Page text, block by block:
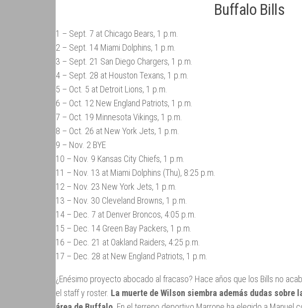
Buffalo Bills
1 – Sept. 7 at Chicago Bears, 1 p.m.
2 – Sept. 14 Miami Dolphins, 1 p.m.
3 – Sept. 21 San Diego Chargers, 1 p.m.
4 – Sept. 28 at Houston Texans, 1 p.m.
5 – Oct. 5 at Detroit Lions, 1 p.m.
6 – Oct. 12 New England Patriots, 1 p.m.
7 – Oct. 19 Minnesota Vikings, 1 p.m.
8 – Oct. 26 at New York Jets, 1 p.m.
9 – Nov. 2 BYE
10 – Nov. 9 Kansas City Chiefs, 1 p.m.
11 – Nov. 13 at Miami Dolphins (Thu), 8:25 p.m.
12 – Nov. 23 New York Jets, 1 p.m.
13 – Nov. 30 Cleveland Browns, 1 p.m.
14 – Dec. 7 at Denver Broncos, 4:05 p.m.
15 – Dec. 14 Green Bay Packers, 1 p.m.
16 – Dec. 21 at Oakland Raiders, 4:25 p.m.
17 – Dec. 28 at New England Patriots, 1 p.m.
¿Enésimo proyecto abocado al fracaso? Hace años que los Bills no
el staff y roster. La muerte de Wilson siembra además dudas sobre